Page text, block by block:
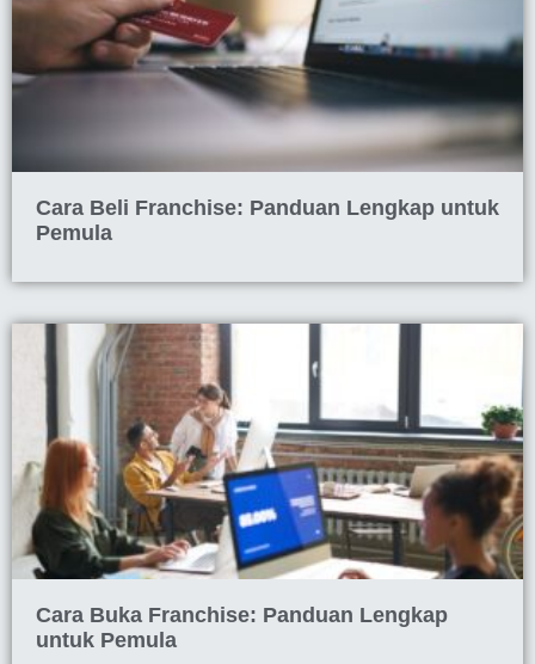
Cara Beli Franchise: Panduan Lengkap untuk
Pemula
Cara Buka Franchise: Panduan Lengkap
untuk Pemula